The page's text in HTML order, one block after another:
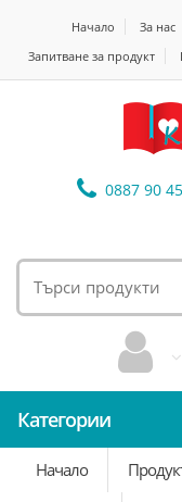
Начало За нас
Запитване за продукт
0887 90
Категории
Начало